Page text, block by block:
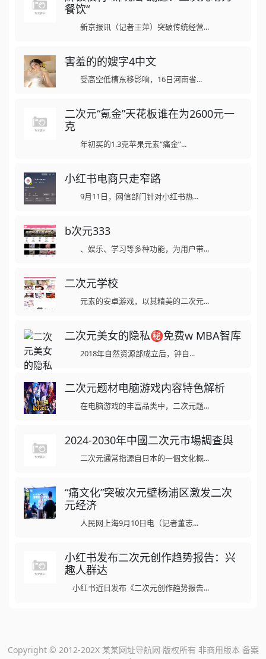
餐饮“
新京报讯（记者王萍）突破传统经营...
害羞的的嫂字4中文
受高空低槽东移影响，16日河南省...
二次元“氪金”天花板谁在为2600元一
克
年初买的1.3克苹果元素“痛金”...
小红书电商只走窄路
9月11日，网信部门针对小红书热...
b次元333
、娱乐、学习等多种功能，为用户带...
二次元学校
元素的安卓游戏，以其精美的二次元...
二次元美女的隐私㊙️免费w MBA智库
2018年自然资源部成立后，钟自...
二次元题材电脑游戏内容特色解析
在电脑游戏的丰富品类中，二次元题...
2024-2030年中國二次元市場調查與
二次元通常指源自日本的一個文化概...
“痛文化”突破次元壁杨浦区激发二次
元经济
人民网上海9月10日电（记者董志...
小红书发布二次元创作趋势报告：兴
趣人群达
小红书近日发布《二次元创作趋势报告...
Copyright © 2012-202X 某某网址导航网 版权所有 非商用版本 备案